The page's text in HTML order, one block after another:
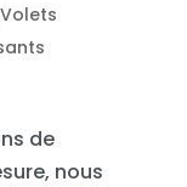
Volets
de
nous